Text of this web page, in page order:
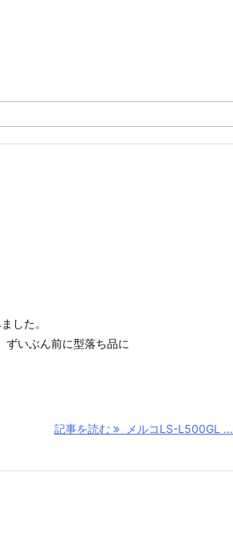
した。
ずいぶん前に型落ち品に
記事を読む メルコLS-L500GL ...